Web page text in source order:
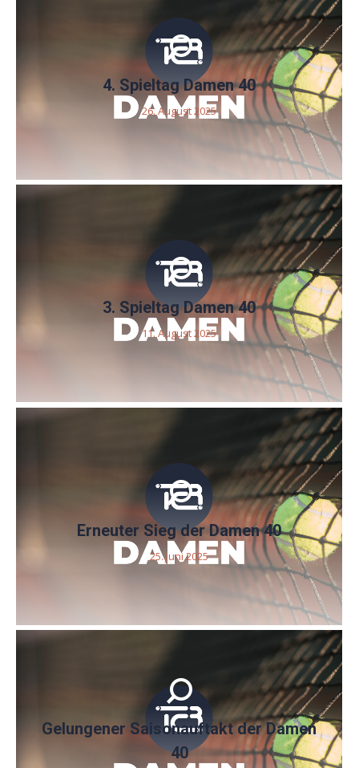
4. Spieltag Damen 40
26. August 2025
3. Spieltag Damen 40
11. August 2025
Erneuter Sieg der Damen 40
25. Juni 2025
Gelungener Saisonauftakt der Damen
40